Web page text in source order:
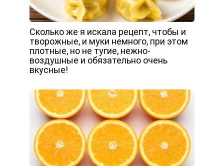
Сколько же я искала рецепт, чтобы и
творожные, и муки немного, при этом
плотные, но не тугие, нежно-
воздушные и обязательно очень
вкусные!